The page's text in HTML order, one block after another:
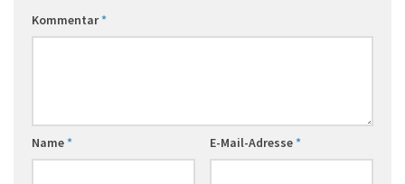
Kommentar*
Name* E-Mail-Adresse*